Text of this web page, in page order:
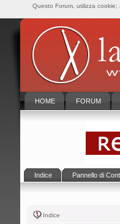
HOME FORUM
Indice Pannello di
Indice
Questo Forum, utilizza